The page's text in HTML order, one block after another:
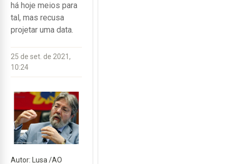
há hoje meios para
tal, mas recusa
projetar uma data.
25 de set. de 2021,
10:24
Autor: Lusa /AO